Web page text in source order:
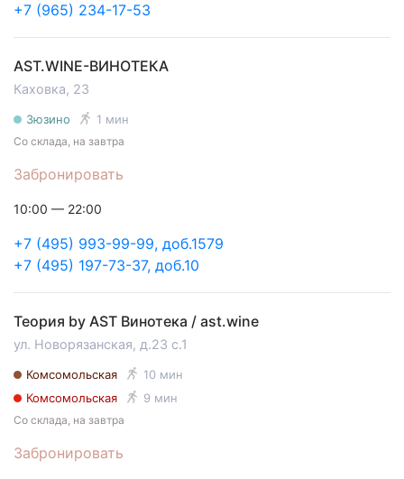
+7 (965) 234-17-53
AST.WINE-ВИНОТЕКА
Каховка, 23
Зюзино 1 мин
Забронировать
Со склада, на завтра
+7 (495) 993-99-99, доб.1579
+7 (495) 197-73-37, доб.10
10:00 — 22:00
Теория by AST Винотека / ast.wine
ул. Новорязанская, д.23 с.1
Комсомольская
10 мин
Комсомольская
9 мин
Забронировать
Со склада, на завтра